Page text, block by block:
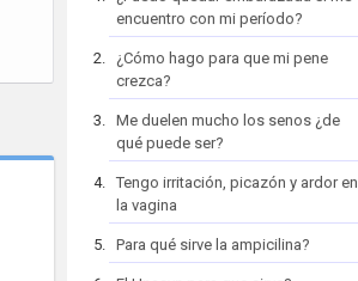
encuentro con mi período?
¿Cómo hago para que mi pene
crezca?
Me duelen mucho los senos ¿de
qué puede ser?
Tengo irritación, picazón y ardor en
la vagina
Para qué sirve la ampicilina?